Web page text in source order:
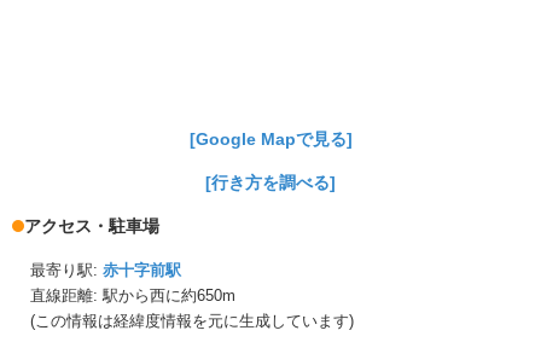
[Google Mapで見る]
[行き方を調べる]
アクセス・駐車場
最寄り駅: 赤十字前駅
直線距離: 駅から西に約650m
(この情報は経緯度情報を元に生成しています)